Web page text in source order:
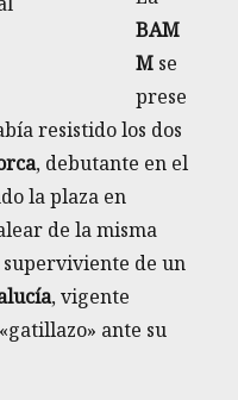
BAM
M se
prese
resistido los dos
, debutante en el
la plaza en
de la misma
de un
, vigente
ante su